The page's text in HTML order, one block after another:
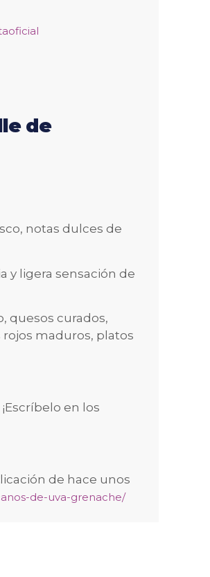
de
notas dulces de
y ligera sensación de
quesos curados,
rojos maduros, platos
¡Escríbelo en los
de hace unos
de-uva-grenache/